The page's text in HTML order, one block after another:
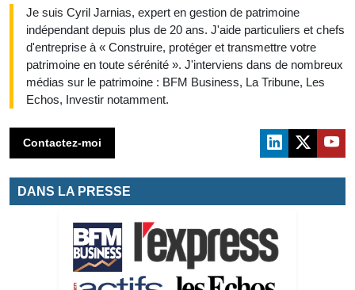
Je suis Cyril Jarnias, expert en gestion de patrimoine
indépendant depuis plus de 20 ans. J'aide particuliers et chefs
d'entreprise à « Construire, protéger et transmettre votre
patrimoine en toute sérénité ». J'interviens dans de nombreux
médias sur le patrimoine : BFM Business, La Tribune, Les
Echos, Investir notamment.
Contactez-moi
DANS LA PRESSE